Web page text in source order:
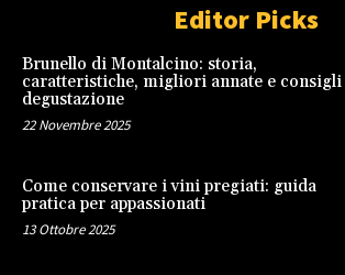
Editor Picks
Brunello di Montalcino: storia,
caratteristiche, migliori annate e
degustazione
22 Novembre 2025
Come conservare i vini pregiati: guida
pratica per appassionati
13 Ottobre 2025